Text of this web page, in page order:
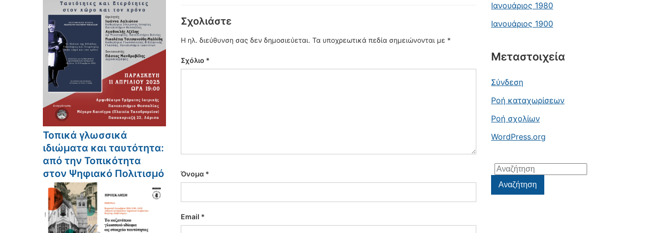
Τοπικά γλωσσικά
ιδιώματα και ταυτότητα:
από την Τοπικότητα
στον Ψηφιακό Πολιτισμό
Σχολιάστε
Η ηλ. διεύθυνση σας δεν δημοσιεύεται. Τα υποχρεωτικά πεδία σημειώνονται με *
Σχόλιο *
Όνομα *
Email *
Ιανουάριος 1980
Ιανουάριος 1900
Μεταστοιχεία
Σύνδεση
Ροή καταχωρίσεων
Ροή σχολίων
WordPress.org
Αναζήτηση
για:Αναζήτηση